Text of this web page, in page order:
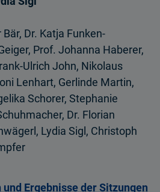
Bär, Dr. Katja Funken-
Prof. Johanna Haberer,
Ulrich John, Nikolaus
Lenhart, Gerlinde Martin,
Schorer, Stephanie
Dr. Florian
Lydia Sigl, Christoph
Ergebnisse der Sitzungen